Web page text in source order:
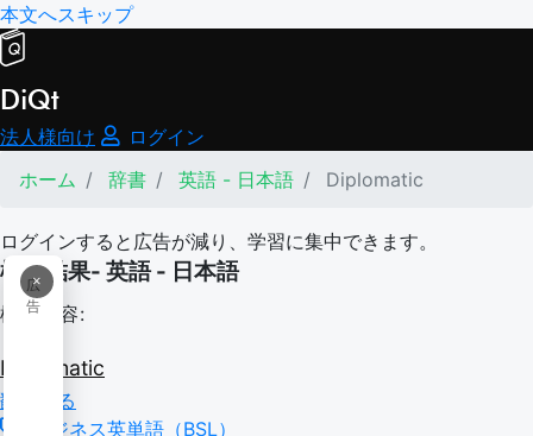
本文へスキップ
DiQt
法人様向け
ログイン
ホーム
辞書 英語 - 日本語 Diplomatic
ログインすると広告が減り、学習に集中できます。
×
広
告
検索結果- 英語 - 日本語
検索内容:
Diplomatic
翻訳する
ビジネス英単語（BSL）